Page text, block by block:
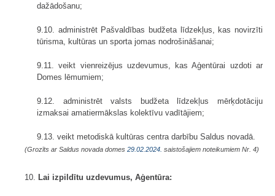
dažādošanu;
9.10. administrēt Pašvaldības budžeta līdzekļus, kas novirzīti
tūrisma, kultūras un sporta jomas nodrošināšanai;
9.11. veikt vienreizējus uzdevumus, kas Aģentūrai uzdoti ar
Domes lēmumiem;
9.12. administrēt valsts budžeta līdzekļus mērķdotāciju
izmaksai amatiermākslas kolektīvu vadītājiem;
9.13. veikt metodiskā kultūras centra darbību Saldus novadā.
(Grozīts ar Saldus novada domes 29.02.2024. saistošajiem noteikumiem Nr. 4)
10. Lai izpildītu uzdevumus, Aģentūra: